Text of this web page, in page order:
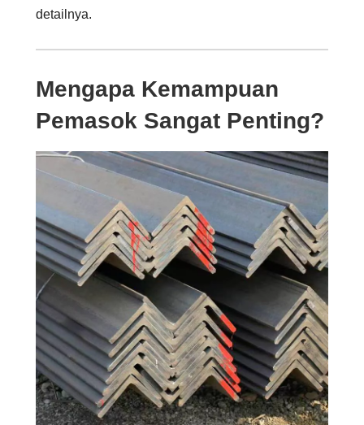
detailnya.
Mengapa Kemampuan
Pemasok Sangat Penting?